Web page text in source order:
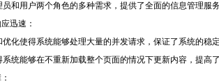
员和用户两个角色的多种需求，提供了全面的信息管理服
迅速：
优化使得系统能够处理大量的并发请求，保证了系统的稳
统能够在不重新加载整个页面的情况下更新内容，提高